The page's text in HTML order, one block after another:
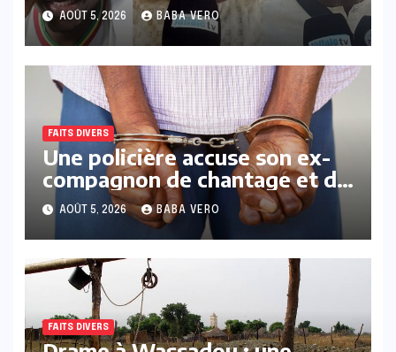
ses co-accusés
AOÛT 5, 2026 BABA VERO
FAITS DIVERS
Une policière accuse son ex-
compagnon de chantage et de
menaces sur WhatsApp
AOÛT 5, 2026 BABA VERO
FAITS DIVERS